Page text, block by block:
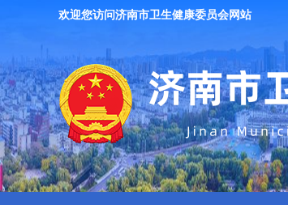
欢迎您访问济南市卫生健康委员会网站